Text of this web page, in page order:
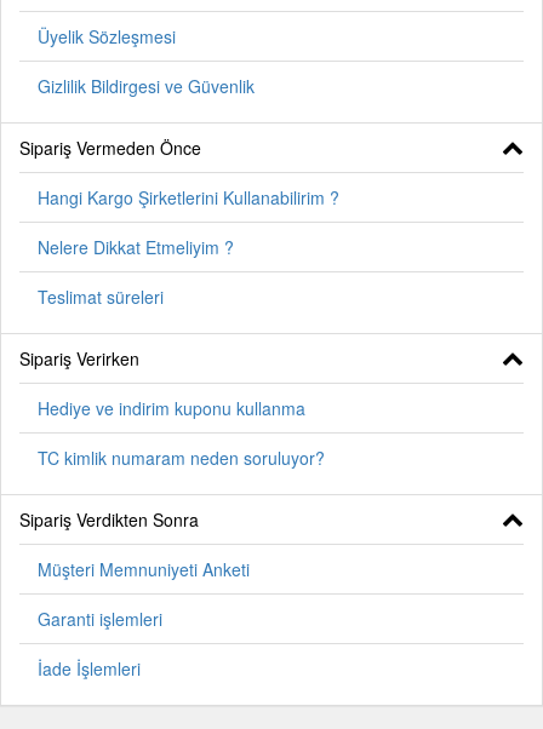
Üyelik Sözleşmesi
Gizlilik Bildirgesi ve Güvenlik
Sipariş Vermeden Önce
Hangi Kargo Şirketlerini Kullanabilirim ?
Nelere Dikkat Etmeliyim ?
Teslimat süreleri
Sipariş Verirken
Hediye ve indirim kuponu kullanma
TC kimlik numaram neden soruluyor?
Sipariş Verdikten Sonra
Müşteri Memnuniyeti Anketi
Garanti işlemleri
İade İşlemleri